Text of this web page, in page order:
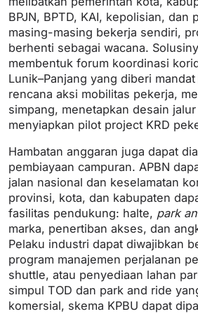
BPJN, BPTD, KAI, kepolisian, dan
masing-masing bekerja sendiri,
berhenti sebagai wacana.
membentuk forum koordinasi
Lunik–Panjang yang diberi
rencana aksi mobilitas pekerja,
simpang, menetapkan desain
menyiapkan pilot project KRD
Hambatan anggaran juga dapat
pembiayaan campuran. APBN
jalan nasional dan keselamatan
provinsi, kota, dan kabupaten
fasilitas pendukung: halte, park
marka, penertiban akses, dan
Pelaku industri dapat diwajibkan
program manajemen perjalanan
shuttle, atau penyediaan lahan
simpul TOD dan park and ride
komersial, skema KPBU dapat